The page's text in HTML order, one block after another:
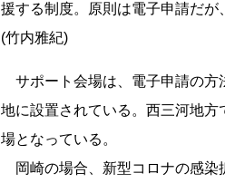
援する制度。原則は電子申請だが
(竹内雅紀)
サポート会場は、電子申請の
地に設置されている。西三河地
場となっている。
岡崎の場合、新型コロナの感